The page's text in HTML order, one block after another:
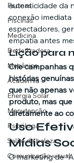
Pscinas
Piscinas
Medicina
Dedetizadora
Mecânica
Academia
Energia Solar
Manutenção
Psicóloga
Salão de beleza
Comunicação visual
autenticidade da
conexão imediata
espectadores,
empatia antes
Lição para
Crie campanhas
histórias
que não apenas
produto, mas
diretamente ao
Uso
Mídias
O marketing de